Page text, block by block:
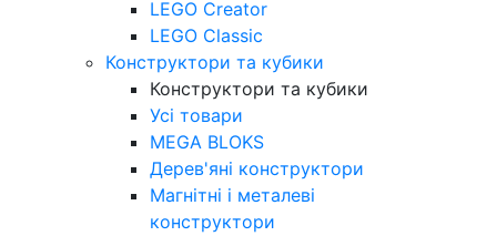
LEGO Creator
LEGO Classic
Конструктори та кубики
Конструктори та кубики
Усі товари
MEGA BLOKS
Дерев'яні конструктори
Магнітні і металеві
конструктори